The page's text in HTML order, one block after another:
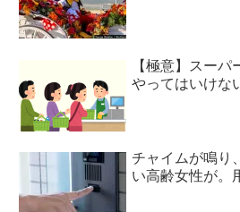
【極意】スーパ
やってはいけな
チャイムが鳴り
い高齢女性が。